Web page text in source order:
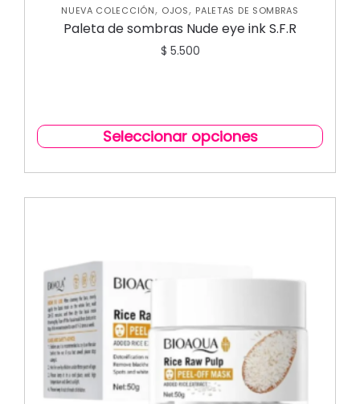
NUEVA COLECCIÓN, OJOS, PALETAS DE SOMBRAS
Paleta de sombras Nude eye ink S.F.R
$ 5.500
Seleccionar opciones